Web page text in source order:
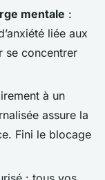
mentale :
liée aux
se concentrer
à un
assure la
Fini le blocage